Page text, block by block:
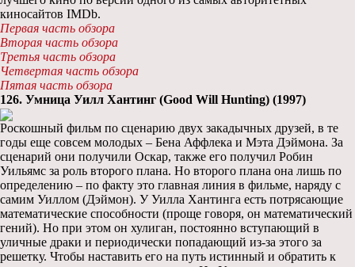
киносайтов IMDb.
Первая часть обзора
Вторая часть обзора
Третья часть обзора
Четвертая часть обзора
Пятая часть обзора
126. Умница Уилл Хантинг (Good Will Hunting) (1997)
Роскошный фильм по сценарию двух закадычных друзей, в те
годы еще совсем молодых – Бена Аффлека и Мэта Дэймона. За
сценарий они получили Оскар, также его получил Робин
Уильямс за роль второго плана. Но второго плана она лишь по
определению – по факту это главная линия в фильме, наряду с
самим Уиллом (Дэймон). У Уилла Хантинга есть потрясающие
математические способности (проще говоря, он математический
гений). Но при этом он хулиган, постоянно вступающий в
уличные драки и периодически попадающий из-за этого за
решетку. Чтобы наставить его на путь истинный и обратить к